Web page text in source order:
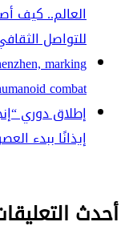
العالم.. كيف
للتواصل
marking
combat
إطلاق دوري
إيذانًا ببدء
أحدث